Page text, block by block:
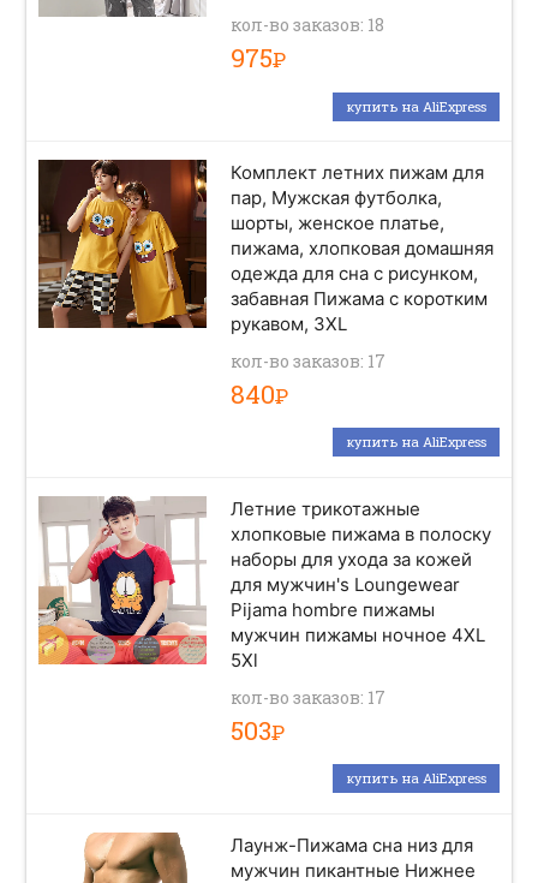
кол-во заказов: 18
975Р
купить на AliExpress
Комплект летних пижам для
пар, Мужская футболка,
шорты, женское платье,
пижама, хлопковая домашняя
одежда для сна с рисунком,
забавная Пижама с коротким
рукавом, 3XL
кол-во заказов: 17
840Р
купить на AliExpress
Летние трикотажные
хлопковые пижама в полоску
наборы для ухода за кожей
для мужчин's Loungewear
Pijama hombre пижамы
мужчин пижамы ночное 4XL
5Xl
кол-во заказов: 17
503Р
купить на AliExpress
Лаунж-Пижама сна низ для
мужчин пикантные Нижнее